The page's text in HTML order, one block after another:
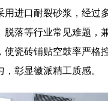
用进口耐裂砂浆，经过
脱落等行业常见难题，
使瓷砖铺贴空鼓率严格
，彰显徽派精工质感。